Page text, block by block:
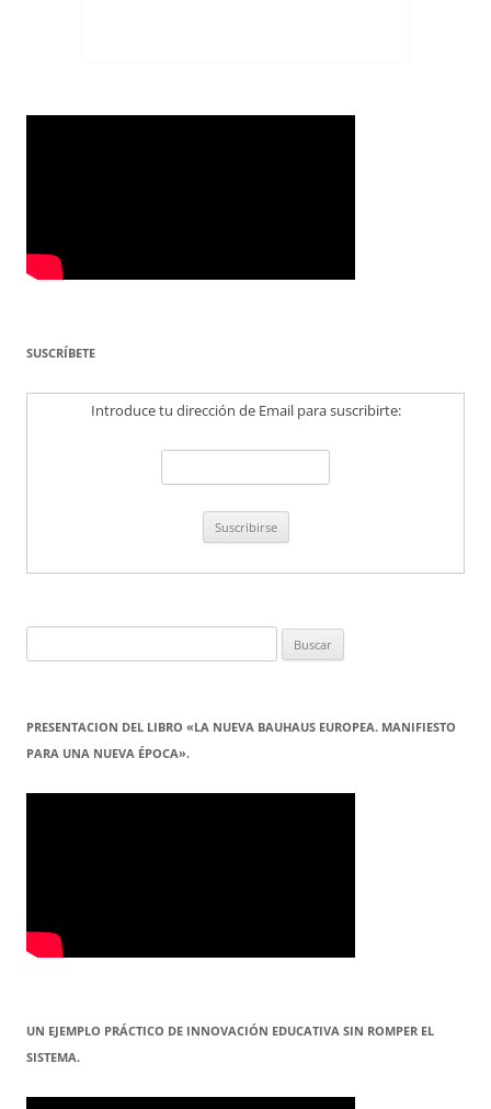
SUSCRÍBETE
Introduce tu dirección de Email para suscribirte:
PRESENTACION DEL LIBRO «LA NUEVA BAUHAUS EUROPEA. MANIFIESTO
PARA UNA NUEVA ÉPOCA».
UN EJEMPLO PRÁCTICO DE INNOVACIÓN EDUCATIVA SIN ROMPER EL
SISTEMA.